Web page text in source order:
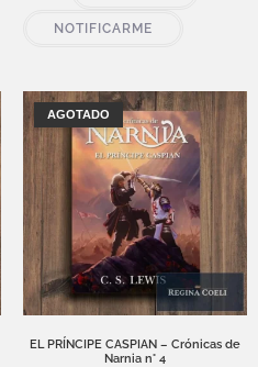
NOTIFICARME
AGOTADO
EL PRÍNCIPE CASPIAN – Crónicas de
Narnia n° 4